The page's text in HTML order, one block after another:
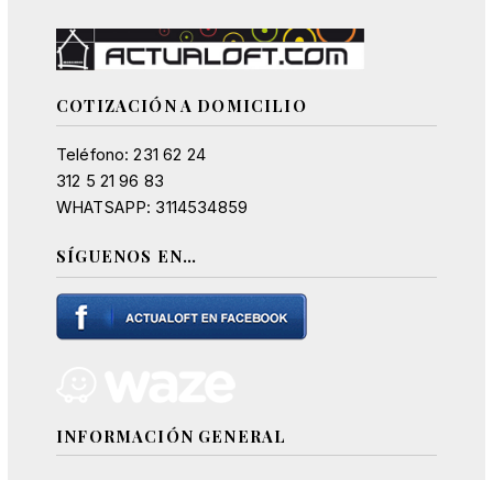
COTIZACIÓN A DOMICILIO
Teléfono: 231 62 24
312 5 21 96 83
WHATSAPP: 3114534859
SÍGUENOS EN…
INFORMACIÓN GENERAL